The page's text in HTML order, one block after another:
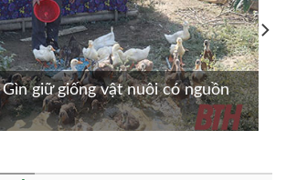
giữ giống vật nuôi có nguồn